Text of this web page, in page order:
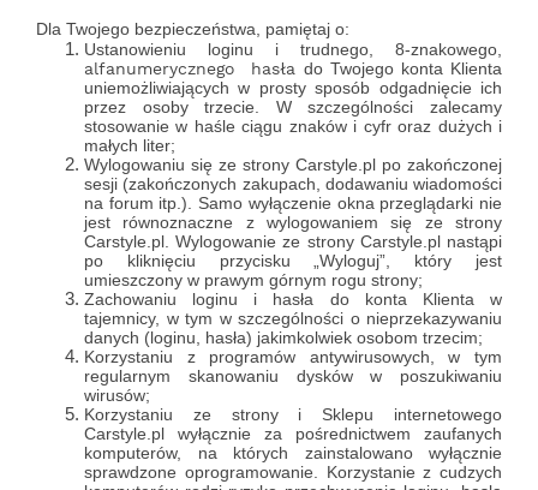
Dla Twojego bezpieczeństwa, pamiętaj o:
Ustanowieniu loginu i trudnego, 8-znakowego,
alfanumerycznego hasła do Twojego konta Klienta
uniemożliwiających w prosty sposób odgadnięcie ich
przez osoby trzecie. W szczególności zalecamy
stosowanie w haśle ciągu znaków i cyfr oraz dużych i
małych liter;
Wylogowaniu się ze strony Carstyle.pl po zakończonej
sesji (zakończonych zakupach, dodawaniu wiadomości
na forum itp.). Samo wyłączenie okna przeglądarki nie
jest równoznaczne z wylogowaniem się ze strony
Carstyle.pl. Wylogowanie ze strony Carstyle.pl nastąpi
po kliknięciu przycisku „Wyloguj”, który jest
umieszczony w prawym górnym rogu strony;
Zachowaniu loginu i hasła do konta Klienta w
tajemnicy, w tym w szczególności o nieprzekazywaniu
danych (loginu, hasła) jakimkolwiek osobom trzecim;
Korzystaniu z programów antywirusowych, w tym
regularnym skanowaniu dysków w poszukiwaniu
wirusów;
Korzystaniu ze strony i Sklepu internetowego
Carstyle.pl wyłącznie za pośrednictwem zaufanych
komputerów, na których zainstalowano wyłącznie
sprawdzone oprogramowanie. Korzystanie z cudzych